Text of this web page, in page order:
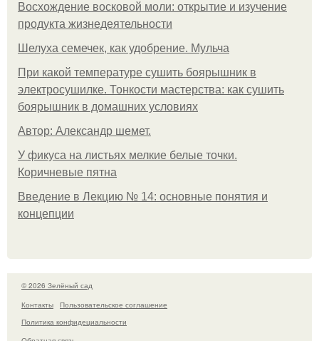
Восхождение восковой моли: открытие и изучение
продукта жизнедеятельности
Шелуха семечек, как удобрение. Мульча
При какой температуре сушить боярышник в
электросушилке. Тонкости мастерства: как сушить
боярышник в домашних условиях
Автор: Александр шемет.
У фикуса на листьях мелкие белые точки.
Коричневые пятна
Введение в Лекцию № 14: основные понятия и
концепции
© 2026 Зелёный сад
Контакты
Пользовательское соглашение
Политика конфидециальности